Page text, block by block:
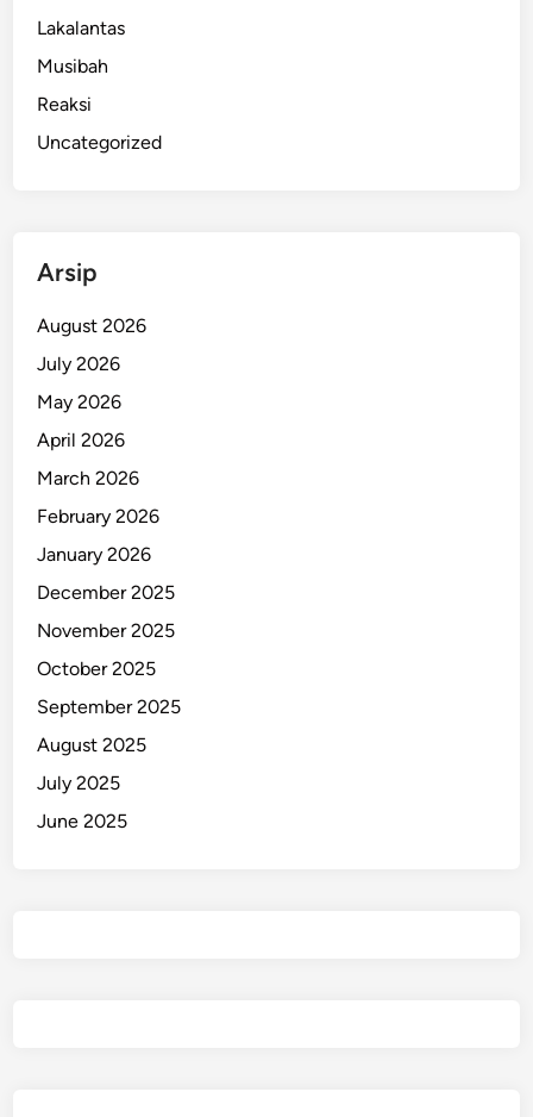
Lakalantas
Musibah
Reaksi
Uncategorized
Arsip
August 2026
July 2026
May 2026
April 2026
March 2026
February 2026
January 2026
December 2025
November 2025
October 2025
September 2025
August 2025
July 2025
June 2025